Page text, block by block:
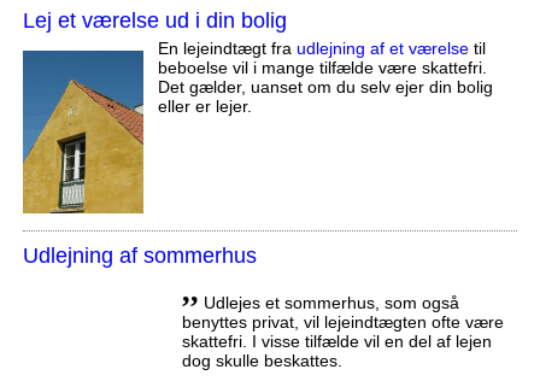
Lej et værelse ud i din bolig
En lejeindtægt fra udlejning af et værelsetil
beboelse vil i mange tilfælde være skattefri.
Det gælder, uanset om du selv ejer din bolig
eller er lejer.
Udlejning af sommerhus
,, Udlejes et sommerhus, som også
benyttes privat, vil lejeindtægten ofte være
skattefri. I visse tilfælde vil en del af lejen
dog skulle beskattes.